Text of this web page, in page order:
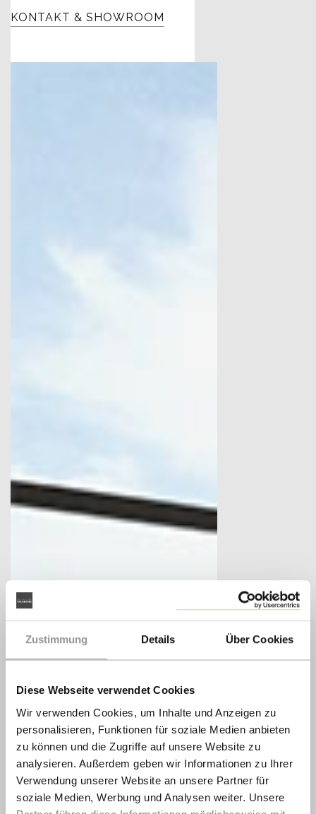
Zustimmung Details Über Cookies
Diese Webseite verwendet Cookies
Wir verwenden Cookies, um Inhalte und Anzeigen zu
personalisieren, Funktionen für soziale Medien anbieten
zu können und die Zugriffe auf unsere Website zu
analysieren. Außerdem geben wir Informationen zu Ihrer
Verwendung unserer Website an unsere Partner für
soziale Medien, Werbung und Analysen weiter. Unsere
KONTAKT & SHOWROOM